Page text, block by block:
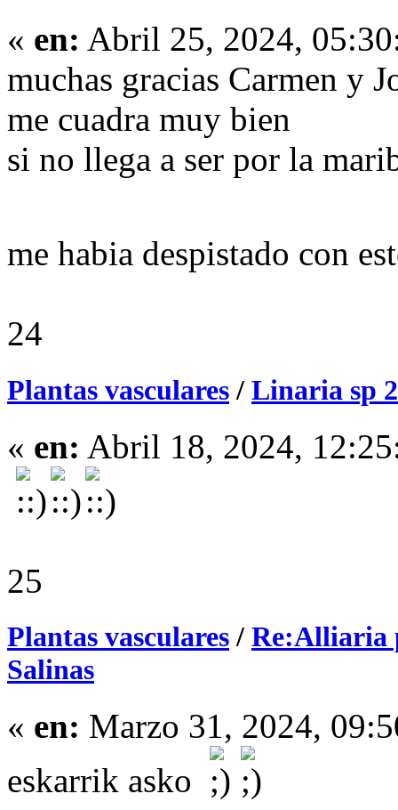
« en: Abril 25, 2024,
muchas gracias Carmen y
me cuadra muy bien
si no llega a ser por la
me habia despistado con
24
Plantas vasculares / Linaria sp
« en: Abril 18, 2024,
25
Plantas vasculares / Re:Alliaria
Salinas
« en: Marzo 31, 2024,
eskarrik asko